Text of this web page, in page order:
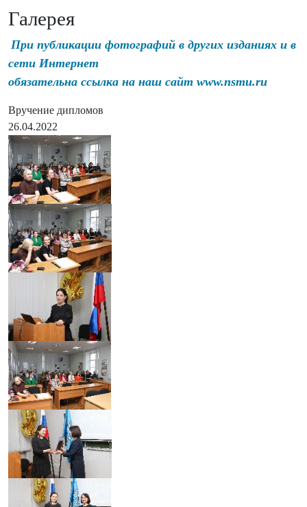
Галерея
При публикации фотографий в других изданиях и в
сети Интернет
обязательна ссылка на наш сайт www.nsmu.ru
Вручение дипломов
26.04.2022